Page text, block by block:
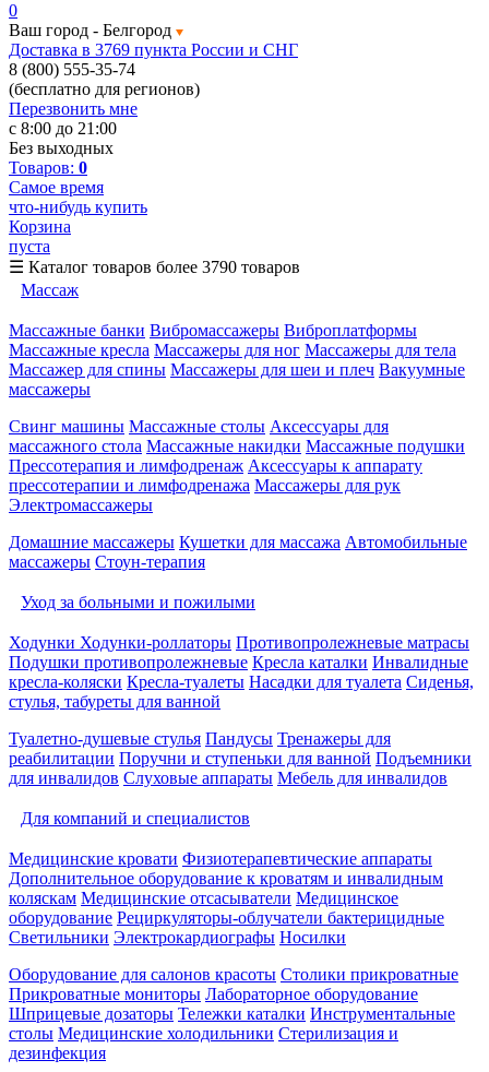
0
Ваш город - Белгород
Доставка в 3769 пункта России и СНГ
8 (800) 555-35-74
(бесплатно для регионов)
Перезвонить мне
с 8:00 до 21:00
Без выходных
Товаров: 0
Самое время
что-нибудь купить
Корзина
пуста
☰ Каталог товаров более 3790 товаров
Массаж
Массажные банки Вибромассажеры Виброплатформы
Массажные кресла Массажеры для ног Массажеры для тела
Массажер для спины Массажеры для шеи и плеч Вакуумные
массажеры
Свинг машины Массажные столы Аксессуары для
массажного стола Массажные накидки Массажные подушки
Прессотерапия и лимфодренаж Аксессуары к аппарату
прессотерапии и лимфодренажа Массажеры для рук
Электромассажеры
Домашние массажеры Кушетки для массажа Автомобильные
массажеры Стоун-терапия
Уход за больными и пожилыми
Ходунки Ходунки-роллаторы Противопролежневые матрасы
Подушки противопролежневые Кресла каталки Инвалидные
кресла-коляски Кресла-туалеты Насадки для туалета Сиденья,
стулья, табуреты для ванной
Туалетно-душевые стулья Пандусы Тренажеры для
реабилитации Поручни и ступеньки для ванной Подъемники
для инвалидов Слуховые аппараты Мебель для инвалидов
Для компаний и специалистов
Медицинские кровати Физиотерапевтические аппараты
Дополнительное оборудование к кроватям и инвалидным
коляскам Медицинские отсасыватели Медицинское
оборудование Рециркуляторы-облучатели бактерицидные
Светильники Электрокардиографы Носилки
Оборудование для салонов красоты Столики прикроватные
Прикроватные мониторы Лабораторное оборудование
Шприцевые дозаторы Тележки каталки Инструментальные
столы Медицинские холодильники Стерилизация и
дезинфекция